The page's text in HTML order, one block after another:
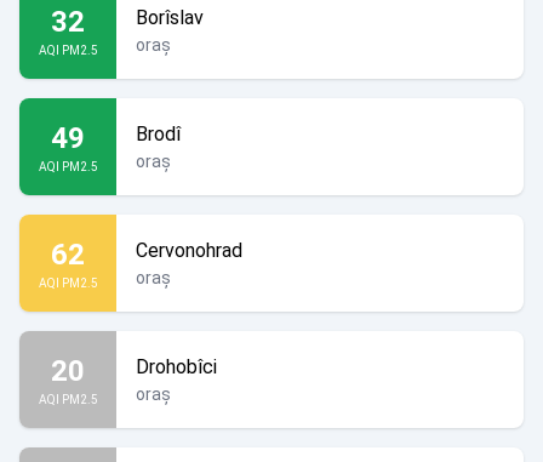
32
AQI PM2.5
Borîslav
oraș
49
AQI PM2.5
Brodî
oraș
62
AQI PM2.5
Cervonohrad
oraș
20
AQI PM2.5
Drohobîci
oraș